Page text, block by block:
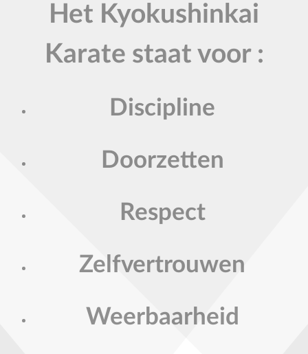
Het Kyokushinkai
Karate staat voor :
Discipline
Doorzetten
Respect
Zelfvertrouwen
Weerbaarheid